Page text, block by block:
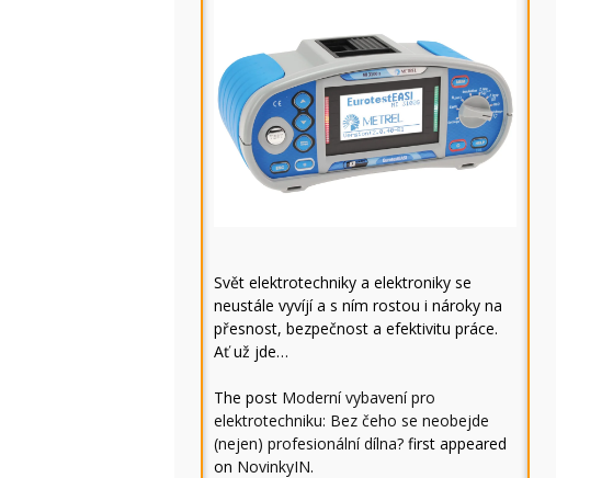
Svět elektrotechniky a elektroniky se
neustále vyvíjí a s ním rostou i nároky na
přesnost, bezpečnost a efektivitu práce.
Ať už jde…
The post Moderní vybavení pro
elektrotechniku: Bez čeho se neobejde
(nejen) profesionální dílna? first appeared
on NovinkyIN.